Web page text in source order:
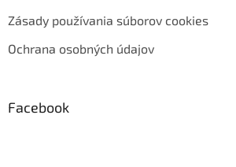
Zásady používania súborov cookies
Ochrana osobných údajov
Facebook